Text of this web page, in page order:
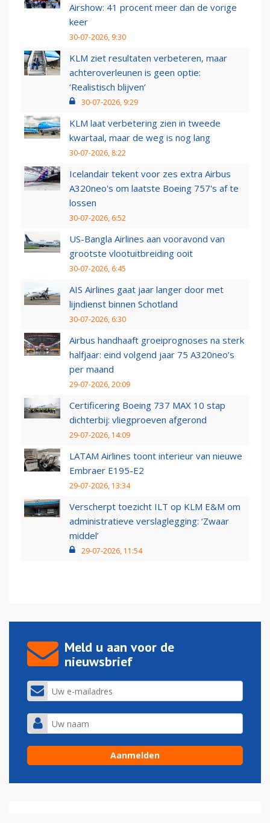
Airshow: 41 procent meer dan de vorige
keer
30-07-2026, 9:30
KLM ziet resultaten verbeteren, maar
achteroverleunen is geen optie:
‘Realistisch blijven’
30-07-2026, 9:29
KLM laat verbetering zien in tweede
kwartaal, maar de weg is nog lang
30-07-2026, 8:22
Icelandair tekent voor zes extra Airbus
A320neo's om laatste Boeing 757's af te
lossen
30-07-2026, 6:52
US-Bangla Airlines aan vooravond van
grootste vlootuitbreiding ooit
30-07-2026, 6:45
AIS Airlines gaat jaar langer door met
lijndienst binnen Schotland
30-07-2026, 6:30
Airbus handhaaft groeiprognoses na sterk
halfjaar: eind volgend jaar 75 A320neo’s
per maand
29-07-2026, 20:09
Certificering Boeing 737 MAX 10 stap
dichterbij: vliegproeven afgerond
29-07-2026, 14:09
LATAM Airlines toont interieur van nieuwe
Embraer E195-E2
29-07-2026, 13:34
Verscherpt toezicht ILT op KLM E&M om
administratieve verslaglegging: ‘Zwaar
middel’
29-07-2026, 11:54
Meld u aan voor de
nieuwsbrief